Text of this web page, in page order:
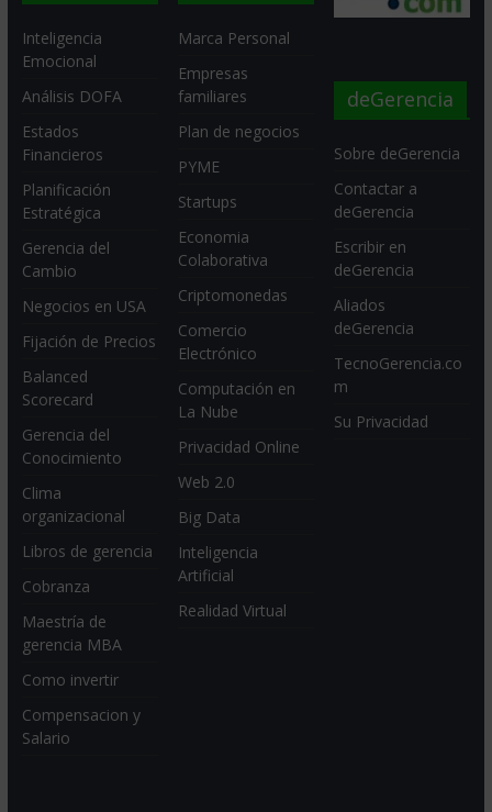
Inteligencia
Emocional
Análisis DOFA
Estados
Financieros
Planificación
Estratégica
Gerencia del
Cambio
Negocios en USA
Fijación de Precios
Balanced
Scorecard
Gerencia del
Conocimiento
Clima
organizacional
Libros de gerencia
Cobranza
Maestría de
gerencia MBA
Como invertir
Compensacion y
Salario
Marca Personal
Empresas
familiares
Plan de negocios
PYME
Startups
Economia
Colaborativa
Criptomonedas
Comercio
Electrónico
Computación en
La Nube
Privacidad Online
Web 2.0
Big Data
Inteligencia
Artificial
Realidad Virtual
deGerencia
Sobre deGerencia
Contactar a
deGerencia
Escribir en
deGerencia
Aliados
deGerencia
TecnoGerencia.co
m
Su Privacidad